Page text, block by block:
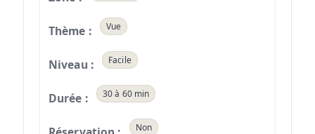
Vue
Facile
30 à 60 min
Non